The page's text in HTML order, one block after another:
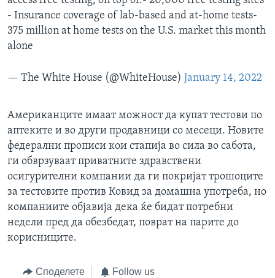
- Insurance coverage of lab-based and at-home tests-
375 million at home tests on the U.S. market this month
alone
— The White House (@WhiteHouse) January 14, 2022
Американците имаат можност да купат тестови по
аптеките и во други продавници со месеци. Новите
федерални прописи кои стапија во сила во сабота,
ги обврзуваат приватните здравствени
осигурителни компании да ги покријат трошоците
за тестовите против Ковид за домашна употреба, но
компаниите објавија дека ќе бидат потребни
недели пред да обезбедат, поврат на парите до
корисниците.
Споделете Follow us